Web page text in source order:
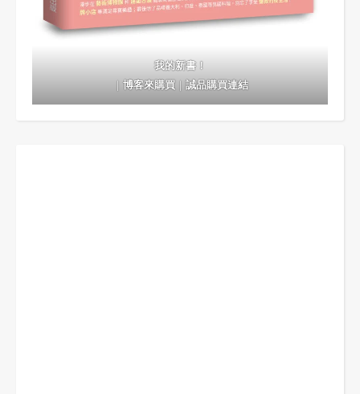
我的新書！
｜博客來購買｜誠品購買連結